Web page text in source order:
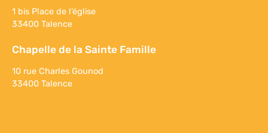
1 bis Place de l’église
33400 Talence
Chapelle de la Sainte Famille
10 rue Charles Gounod
33400 Talence